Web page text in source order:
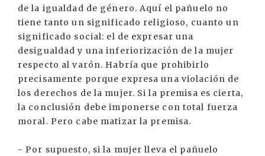
de la igualdad de género. Aquí el pañuelo no
tiene tanto un significado religioso, cuanto un
significado social: el de expresar una
desigualdad y una inferiorización de la mujer
respecto al varón. Habría que prohibirlo
precisamente porque expresa una violación de
los derechos de la mujer. Si la premisa es cierta,
la conclusión debe imponerse con total fuerza
moral. Pero cabe matizar la premisa.
- Por supuesto, si la mujer lleva el pañuelo